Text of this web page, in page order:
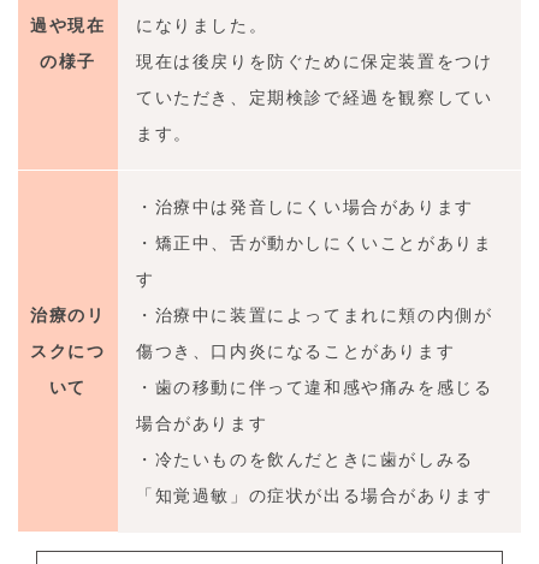
過や現在
の様子
になりました。
現在は後戻りを防ぐために保定装置をつけ
ていただき、定期検診で経過を観察してい
ます。
治療のリ
スクにつ
いて
・治療中は発音しにくい場合があります
・矯正中、舌が動かしにくいことがありま
す
・治療中に装置によってまれに頬の内側が
傷つき、口内炎になることがあります
・歯の移動に伴って違和感や痛みを感じる
場合があります
・冷たいものを飲んだときに歯がしみる
「知覚過敏」の症状が出る場合があります